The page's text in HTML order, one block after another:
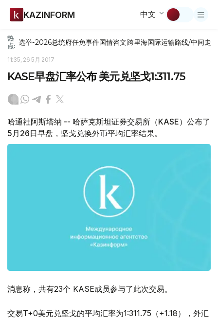
KAZINFORM 中文
热
点: 选举-2026总统府任免事件国情咨文跨里海国际运输路线/中间走廊
11:35, 26 5月 2017
KASE早盘汇率公布 美元兑坚戈1:311.75
哈通社阿斯塔纳 -- 哈萨克斯坦证券交易所（KASE）公布了
5月26日早盘，坚戈兑换外币平均汇率结果。
消息称，共有23个 KASE成员参与了此次交易。
交易T+0美元兑坚戈的平均汇率为1:311.75（+1.18），外汇